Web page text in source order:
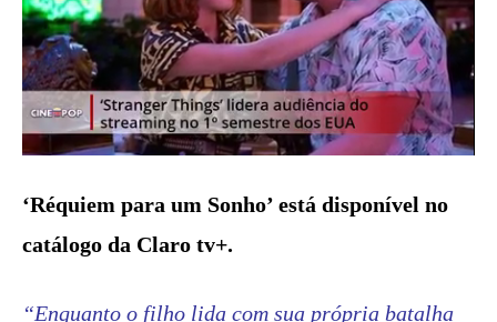
‘Réquiem para um Sonho’ está disponível no
catálogo da Claro tv+.
“Enquanto o filho lida com sua própria batalha